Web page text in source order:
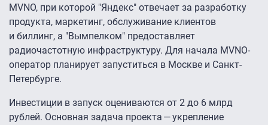
MVNO, при которой "Яндекс" отвечает за разработку
продукта, маркетинг, обслуживание клиентов
и биллинг, а "Вымпелком" предоставляет
радиочастотную инфраструктуру. Для начала MVNO-
оператор планирует запуститься в Москве и Санкт-
Петербурге.
Инвестиции в запуск оцениваются от 2 до 6 млрд
рублей. Основная задача проекта — укрепление